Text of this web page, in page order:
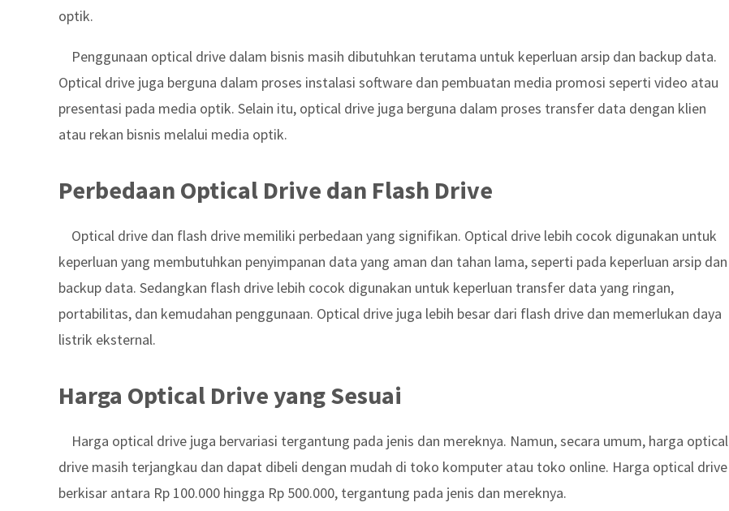
optik.
Penggunaan optical drive dalam bisnis masih dibutuhkan terutama untuk keperluan arsip dan backup data.
Optical drive juga berguna dalam proses instalasi software dan pembuatan media promosi seperti video atau
presentasi pada media optik. Selain itu, optical drive juga berguna dalam proses transfer data dengan klien
atau rekan bisnis melalui media optik.
Perbedaan Optical Drive dan Flash Drive
Optical drive dan flash drive memiliki perbedaan yang signifikan. Optical drive lebih cocok digunakan untuk
keperluan yang membutuhkan penyimpanan data yang aman dan tahan lama, seperti pada keperluan arsip dan
backup data. Sedangkan flash drive lebih cocok digunakan untuk keperluan transfer data yang ringan,
portabilitas, dan kemudahan penggunaan. Optical drive juga lebih besar dari flash drive dan memerlukan daya
listrik eksternal.
Harga Optical Drive yang Sesuai
Harga optical drive juga bervariasi tergantung pada jenis dan mereknya. Namun, secara umum, harga optical
drive masih terjangkau dan dapat dibeli dengan mudah di toko komputer atau toko online. Harga optical drive
berkisar antara Rp 100.000 hingga Rp 500.000, tergantung pada jenis dan mereknya.